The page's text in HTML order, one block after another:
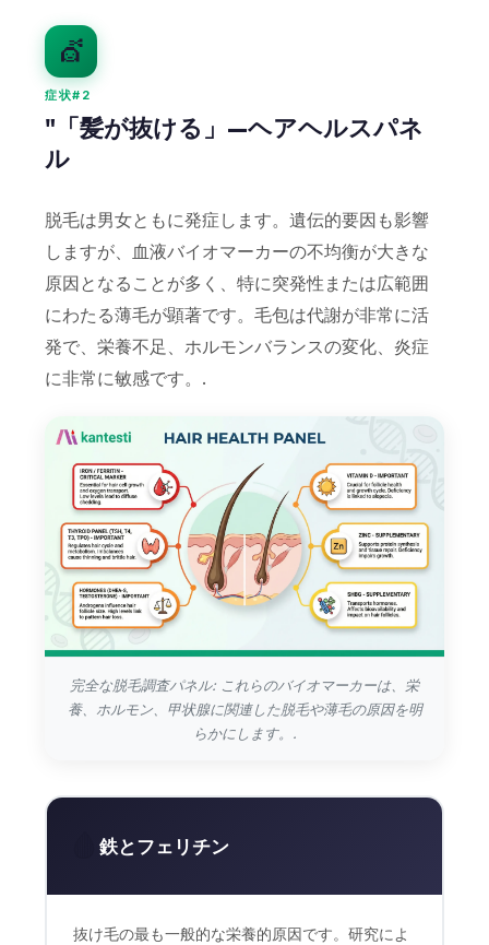
💇
症状#2
"「髪が抜ける」—ヘアヘルスパネ
ル
脱毛は男女ともに発症します。遺伝的要因も影響
しますが、血液バイオマーカーの不均衡が大きな
原因となることが多く、特に突発性または広範囲
にわたる薄毛が顕著です。毛包は代謝が非常に活
発で、栄養不足、ホルモンバランスの変化、炎症
に非常に敏感です。.
完全な脱毛調査パネル: これらのバイオマーカーは、栄
養、ホルモン、甲状腺に関連した脱毛や薄毛の原因を明
らかにします。.
鉄とフェリチン
抜け毛の最も一般的な栄養的原因です。研究によ